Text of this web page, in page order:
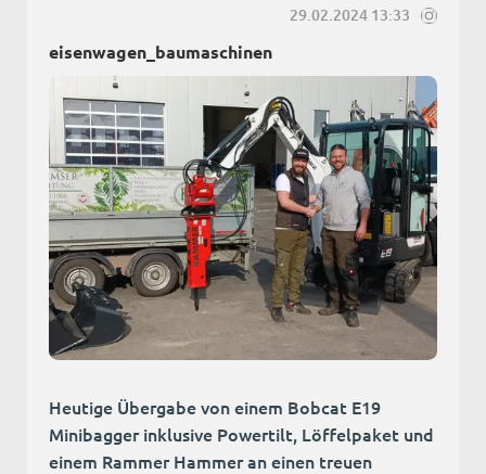
29.02.2024 13:33
eisenwagen_baumaschinen
Heutige Übergabe von einem Bobcat E19
Minibagger inklusive Powertilt, Löffelpaket und
einem Rammer Hammer an einen treuen